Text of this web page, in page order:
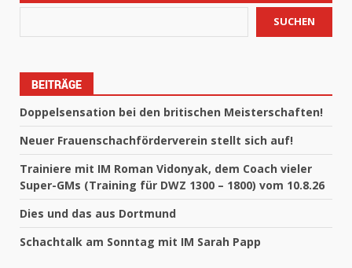
SUCHEN
BEITRÄGE
Doppelsensation bei den britischen Meisterschaften!
Neuer Frauenschachförderverein stellt sich auf!
Trainiere mit IM Roman Vidonyak, dem Coach vieler
Super-GMs (Training für DWZ 1300 – 1800) vom 10.8.26
Dies und das aus Dortmund
Schachtalk am Sonntag mit IM Sarah Papp